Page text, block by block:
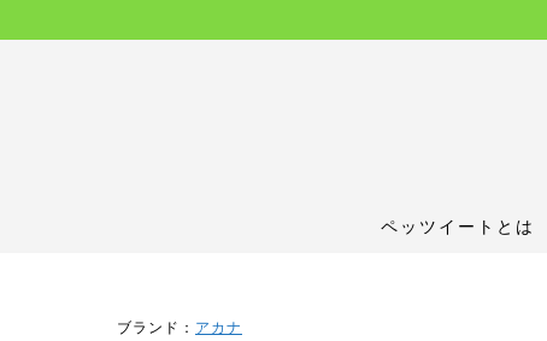
ペッツイートとは
ブランド： アカナ